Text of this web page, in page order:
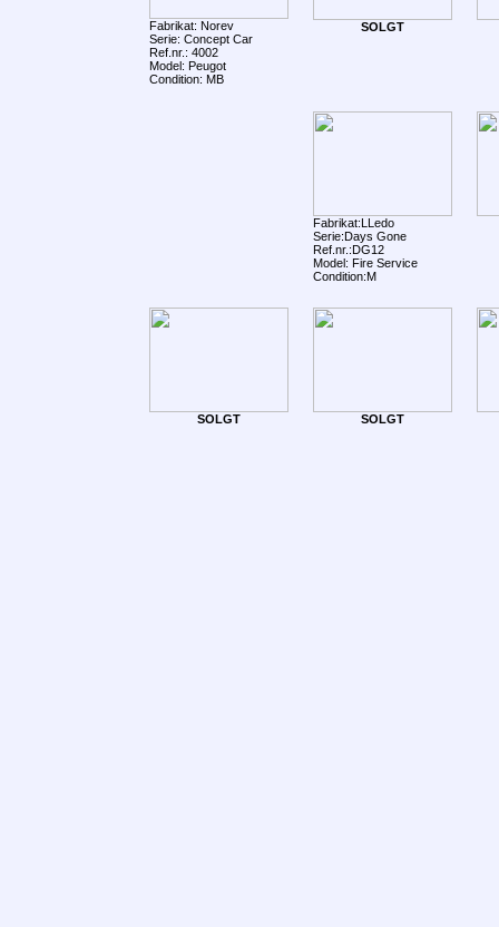
Fabrikat: Norev
Serie: Concept Car
Ref.nr.: 4002
Model: Peugot
Condition: MB
SOLGT
Fabrikat:LLedo
Serie:Days Gone
Ref.nr.:DG12
Model: Fire Service
Condition:M
SOLGT SOLGT